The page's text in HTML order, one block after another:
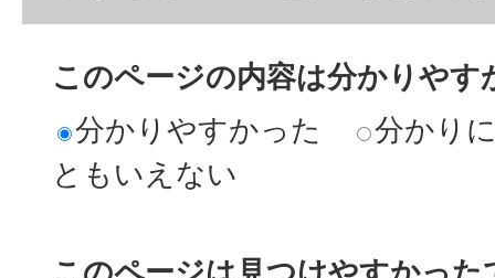
このページの内容は分かりやす
分かりやすかった
分かり
ともいえない